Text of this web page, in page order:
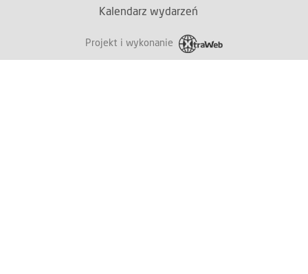
Kalendarz wydarzeń
Projekt i wykonanie